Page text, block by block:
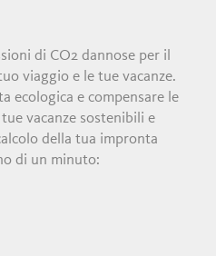
di CO2 dannose per il
viaggio e le tue vacanze.
ecologica e compensare le
vacanze sostenibili e
della tua impronta
di un minuto: